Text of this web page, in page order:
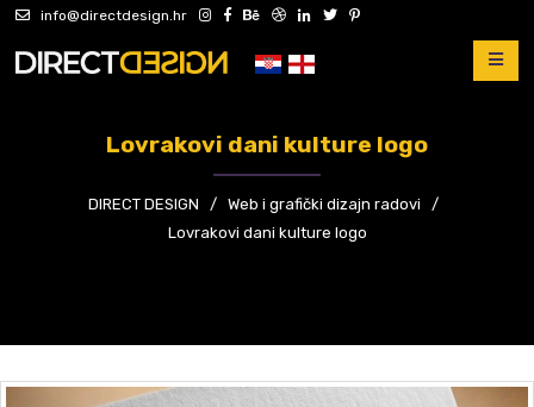
info@directdesign.hr
Lovrakovi dani kulture logo
DIRECT DESIGN / Web i grafički dizajn radovi
/
Lovrakovi dani kulture logo